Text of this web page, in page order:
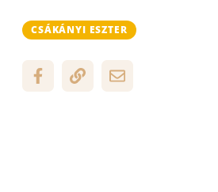
CSÁKÁNYI ESZTER